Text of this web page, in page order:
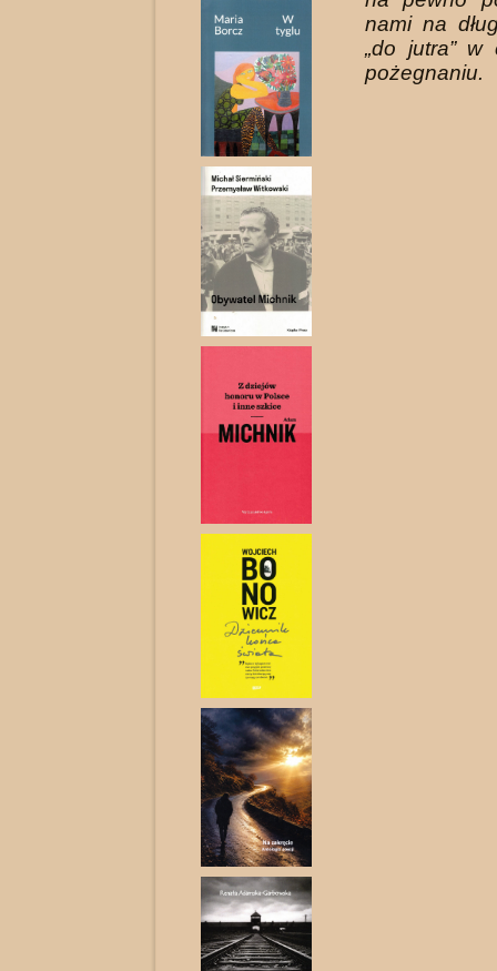
nami na
„do jutra” w
pożegnaniu.